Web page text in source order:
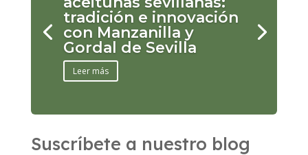
tradición e innovación
con Manzanilla y
Gordal de Sevilla
Leer más
Suscríbete a nuestro blog